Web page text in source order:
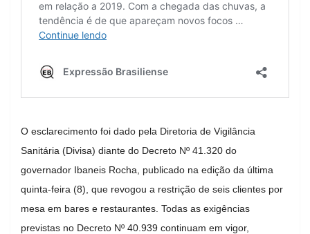
O esclarecimento foi dado pela Diretoria de Vigilância
Sanitária (Divisa) diante do Decreto Nº 41.320 do
governador Ibaneis Rocha, publicado na edição da última
quinta-feira (8), que revogou a restrição de seis clientes por
mesa em bares e restaurantes. Todas as exigências
previstas no Decreto Nº 40.939 continuam em vigor,